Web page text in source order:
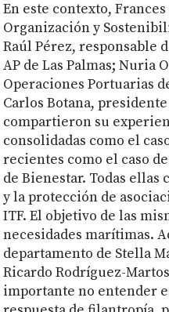
En este contexto,
Organización y
Raúl Pérez, responsable
AP de Las Palmas; Nuria
Operaciones Portuarias
Carlos Botana,
compartieron su
consolidadas como el
recientes como el caso
de Bienestar. Todas
y la protección de
ITF. El objetivo de las
necesidades marítimas.
departamento de Stella
Ricardo Rodríguez-
importante no entender